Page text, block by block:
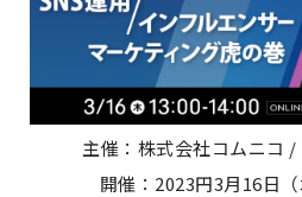
主催：株式会社コムニコ
開催：2023円3月16日